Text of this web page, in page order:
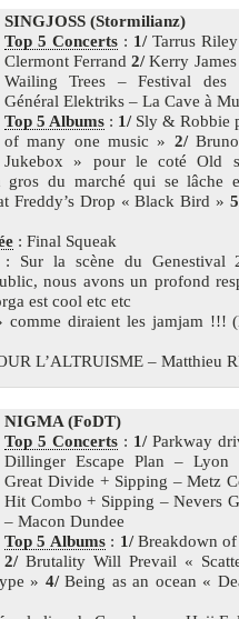
SINGJOSS (Stormilianz)
Top 5 Concerts : 1/Tarrus
Clermont Ferrand2/Kerry
Wailing Trees – Festival des
Général Elektriks – La Cave à
Top 5 Albums : 1/Sly & Robbie
of many one music » 2/Bruno
Jukebox » pour le coté Old
du marché qui se lâche
Freddy’s Drop « Black Bird »
: Final Squeak
: Sur la scène du Genestival
nous avons un profond
est cool etc etc
diraient les jamjam !!!
L’ALTRUISME – Matthieu
NIGMA (FoDT)
Top 5 Concerts : 1/Parkway
Dillinger Escape Plan – Lyon
Great Divide + Sipping – Metz
Hit Combo + Sipping – Nevers
– Macon Dundee
Top 5 Albums: 1/Breakdown of
2/Brutality Will Prevail «
» 4/Being as an ocean «